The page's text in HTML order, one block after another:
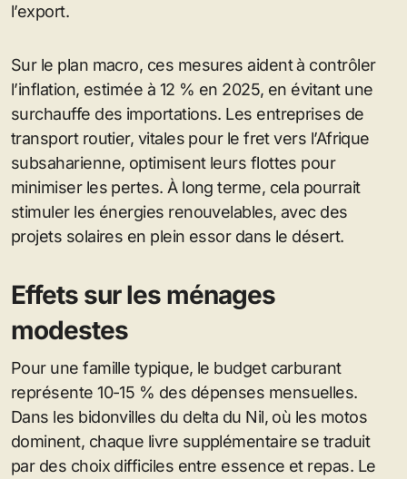
l’export.
Sur le plan macro, ces mesures aident à contrôler
l’inflation, estimée à 12 % en 2025, en évitant une
surchauffe des importations. Les entreprises de
transport routier, vitales pour le fret vers l’Afrique
subsaharienne, optimisent leurs flottes pour
minimiser les pertes. À long terme, cela pourrait
stimuler les énergies renouvelables, avec des
projets solaires en plein essor dans le désert.
Effets sur les ménages
modestes
Pour une famille typique, le budget carburant
représente 10-15 % des dépenses mensuelles.
Dans les bidonvilles du delta du Nil, où les motos
dominent, chaque livre supplémentaire se traduit
par des choix difficiles entre essence et repas. Le